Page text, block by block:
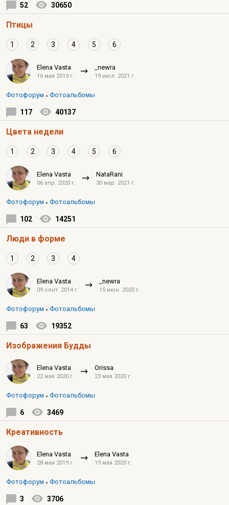
52 30650
Птицы
1 2 3 4 5 6
Elena Vasta
16 мая 2013 г.
_newra
19 июл. 2021 г.
Фотофорум Фотоальбомы
117 40137
Цвета недели
1 2 3 4 5 6
Elena Vasta
06 апр. 2020 г.
NataRani
30 мар. 2021 г.
Фотофорум Фотоальбомы
102 14251
Люди в форме
1 2 3 4
Elena Vasta
09 сент. 2014 г.
_newra
15 июн. 2020 г.
Фотофорум Фотоальбомы
63 19352
Изображения Будды
Elena Vasta
22 мая 2020 г.
Orissa
23 мая 2020 г.
Фотофорум Фотоальбомы
6 3469
Креативность
Elena Vasta
28 мая 2019 г.
Elena Vasta
19 мая 2020 г.
Фотофорум Фотоальбомы
3 3706